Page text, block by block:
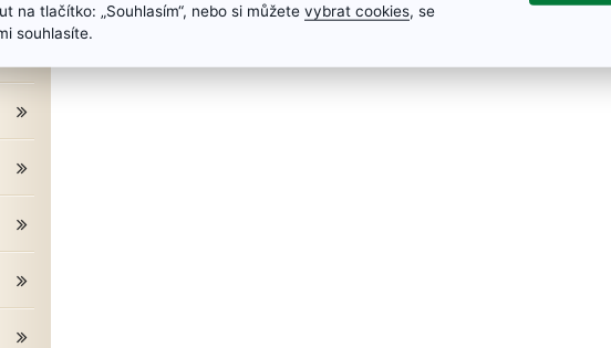
na tlačítko: „Souhlasím“, nebo si můžete vybrat cookies, se
souhlasíte.